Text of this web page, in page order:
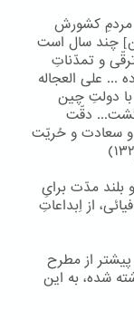
مردمِ کشورش
چند سال است
و تمدّناتِ
... علی العجاله
دولتِ چین
گشت... دقّت
و سعادت و حُریّت
بلند مدّت برایِ
از اِبداعاتِ
پیشتر از مطرح
شده، به این